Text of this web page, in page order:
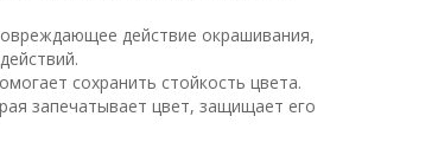
действие окрашивания,
сохранить стойкость цвета.
запечатывает цвет, защищает его